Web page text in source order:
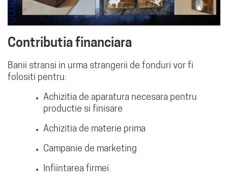
Contributia financiara
Banii stransi in urma strangerii de fonduri vor fi
folositi pentru:
Achizitia de aparatura necesara pentru
productie si finisare
Achizitia de materie prima
Campanie de marketing
Infiintarea firmei.